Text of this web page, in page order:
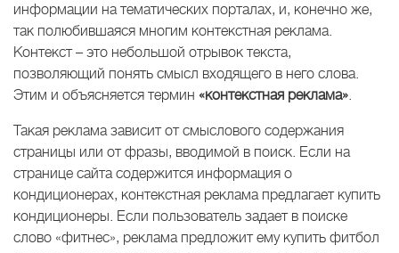
информации на тематических порталах, и, конечно же,
так полюбившаяся многим контекстная реклама.
Контекст – это небольшой отрывок текста,
позволяющий понять смысл входящего в него слова.
Этим и объясняется термин «контекстная реклама».
Такая реклама зависит от смыслового содержания
страницы или от фразы, вводимой в поиск. Если на
странице сайта содержится информация о
кондиционерах, контекстная реклама предлагает купить
кондиционеры. Если пользователь задает в поиске
слово «фитнес», реклама предложит ему купить фитбол